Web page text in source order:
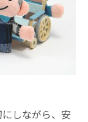
しながら、安